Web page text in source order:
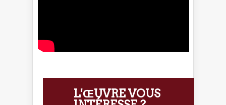
L'ŒUVRE VOUS